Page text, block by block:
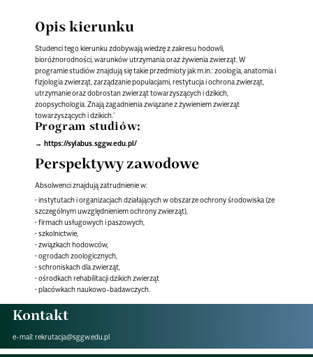
Opis kierunku
Studenci tego kierunku zdobywają wiedzę z zakresu hodowli,
bioróżnorodności, warunków utrzymania oraz żywienia zwierząt. W
programie studiów znajdują się takie przedmioty jak m.in.: zoologia, anatomia i
fizjologia zwierząt, zarządzanie populacjami, restytucja i ochrona zwierząt,
utrzymanie oraz dobrostan zwierząt towarzyszących i dzikich,
zoopsychologia. Znają zagadnienia związane z żywieniem zwierząt
towarzyszących i dzikich.’
Program studiów:
https://sylabus.sggw.edu.pl/
Perspektywy zawodowe
Absolwenci znajdują zatrudnienie w:
• instytutach i organizacjach działających w obszarze ochrony środowiska (ze
szczególnym uwzględnieniem ochrony zwierząt),
• firmach usługowych i paszowych,
• szkolnictwie,
• związkach hodowców,
• ogrodach zoologicznych,
• schroniskach dla zwierząt,
• ośrodkach rehabilitacji dzikich zwierząt
• placówkach naukowo-badawczych.
Kontakt
e-mail:rekrutacja@sggw.edu.pl